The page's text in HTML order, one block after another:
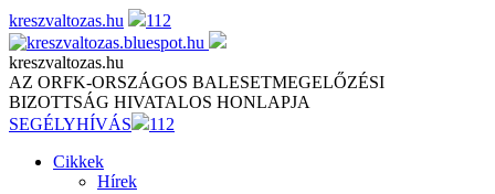
Skip
to
content
kreszvaltozas.hu 112
kreszvaltozas.hu
AZ ORFK-ORSZÁGOS BALESETMEGELŐZÉSI
BIZOTTSÁG HIVATALOS HONLAPJA
SEGÉLYHÍVÁS
112
Cikkek
Hírek